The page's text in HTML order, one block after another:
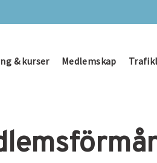
& kurser Medlemskap